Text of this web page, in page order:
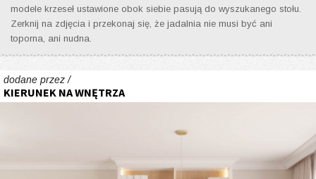
modele krzeseł ustawione obok siebie pasują do wyszukanego stołu.
Zerknij na zdjęcia i przekonaj się, że jadalnia nie musi być ani
toporna, ani nudna.
dodane przez /
KIERUNEK NA WNĘTRZA